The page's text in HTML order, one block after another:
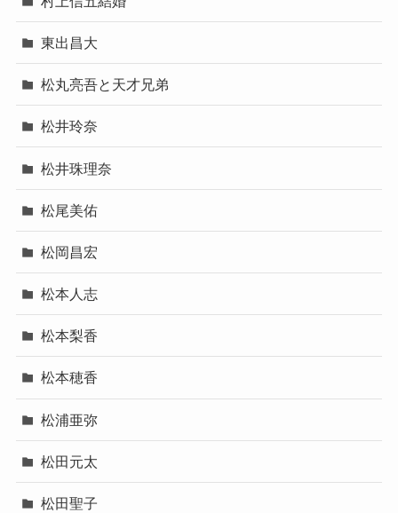
東出昌大
松丸亮吾と天才兄弟
松井玲奈
松井珠理奈
松尾美佑
松岡昌宏
松本人志
松本梨香
松本穂香
松浦亜弥
松田元太
松田聖子